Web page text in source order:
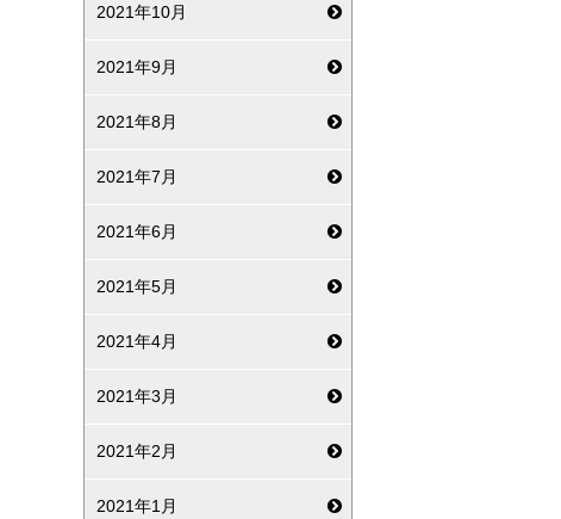
2021年10月
2021年9月
2021年8月
2021年7月
2021年6月
2021年5月
2021年4月
2021年3月
2021年2月
2021年1月